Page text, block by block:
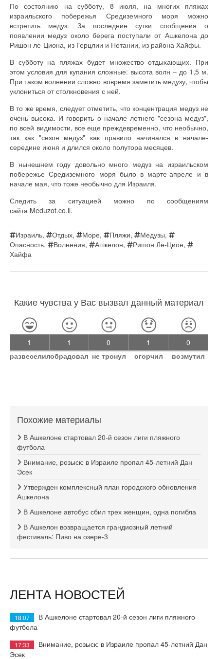
По состоянию на субботу, 8 июля, на многих пляжах
израильского побережья Средиземного моря можно
встретить медуз. За последние сутки сообщения о
появлении медуз около берега поступали от Ашкелона до
Ришон ле-Циона, из Герцлии и Нетании, из района Хайфы.
В субботу на пляжах будет множество отдыхающих. При
этом условия для купания сложные: высота волн – до 1,5 м.
При таком волнении сложно вовремя заметить медузу, чтобы
уклониться от столкновения с ней.
В то же время, следует отметить, что концентрация медуз не
очень высока. И говорить о начале летнего "сезона медуз",
по всей видимости, все еще преждевременно, что необычно,
так как "сезон медуз" как правило начинался в начале-
середине июня и длился около полутора месяцев.
В нынешнем году довольно много медуз на израильском
побережье Средиземного моря было в марте-апреле и в
начале мая, что тоже необычно для Израиля.
Следить за ситуацией можно по сообщениям
сайта Meduzot.co.il.
Израиль, Отдых, Море, Пляжи, Медузы,
Опасность, Волнения, Ашкелон, Ришон Ле-Цион,
Хайфа
Какие чувства у Вас вызвал данный материал
1
развеселил
1
обрадовал
0
не тронул
1
огорчил
0
возмутил
Похожие материалы
В Ашкелоне стартовал 20-й сезон лиги пляжного
футбола
Внимание, розыск: в Израиле пропал 45-летний Дан
Эсек
Утвержден комплексный план городского обновления
Ашкелона
В Ашкелоне автобус сбил трех женщин, одна погибла
В Ашкелон возвращается грандиозный летний
фестиваль: Пиво на озере-3
ЛЕНТА НОВОСТЕЙ
18:07
В Ашкелоне стартовал 20-й сезон лиги пляжного
футбола
17:33
Внимание, розыск: в Израиле пропал 45-летний Дан
Эсек